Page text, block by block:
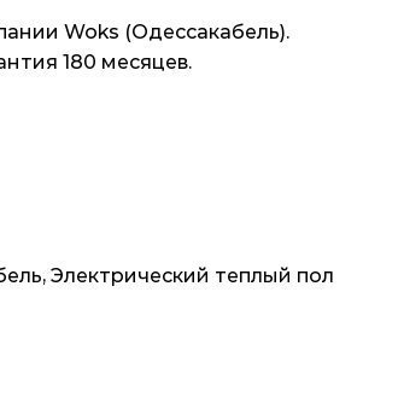
Woks (Одессакабель).
180 месяцев.
, Электрический теплый пол